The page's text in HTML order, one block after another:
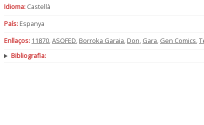
Idioma: Castellà
País: Espanya
Enllaços: 11870,ASOFED, Borroka Garaia, Don, Gara, Gen Comics,
Bibliografia: